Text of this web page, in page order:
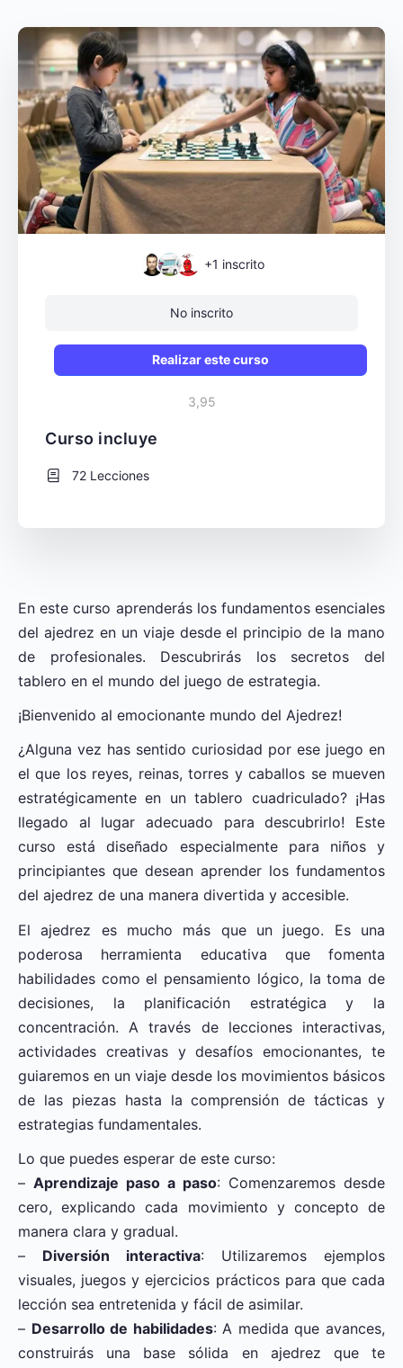
En este curso aprenderás los fundamentos esenciales
del ajedrez en un viaje desde el principio de la mano
de profesionales. Descubrirás los secretos del
tablero en el mundo del juego de estrategia.
¡Bienvenido al emocionante mundo del Ajedrez!
¿Alguna vez has sentido curiosidad por ese juego en
el que los reyes, reinas, torres y caballos se mueven
estratégicamente en un tablero cuadriculado? ¡Has
llegado al lugar adecuado para descubrirlo! Este
curso está diseñado especialmente para niños y
principiantes que desean aprender los fundamentos
del ajedrez de una manera divertida y accesible.
El ajedrez es mucho más que un juego. Es una
poderosa herramienta educativa que fomenta
habilidades como el pensamiento lógico, la toma de
decisiones, la planificación estratégica y la
concentración. A través de lecciones interactivas,
actividades creativas y desafíos emocionantes, te
guiaremos en un viaje desde los movimientos básicos
de las piezas hasta la comprensión de tácticas y
estrategias fundamentales.
Lo que puedes esperar de este curso:
– Aprendizaje paso a paso: Comenzaremos desde
cero, explicando cada movimiento y concepto de
manera clara y gradual.
– Diversión interactiva: Utilizaremos ejemplos
visuales, juegos y ejercicios prácticos para que cada
lección sea entretenida y fácil de asimilar.
– Desarrollo de habilidades: A medida que avances,
construirás una base sólida en ajedrez que te
+1 inscrito
No inscrito
Realizar este curso
3,95
Curso incluye
72 Lecciones